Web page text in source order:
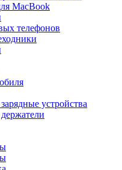
MacBook
телефонов
устройства